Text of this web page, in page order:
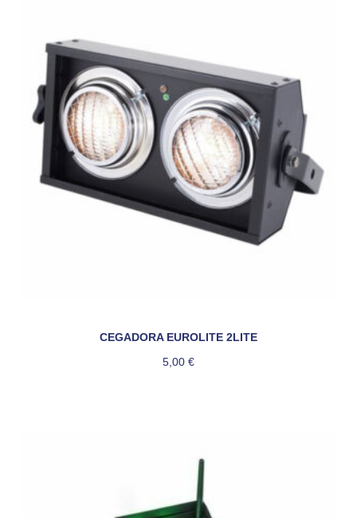
CEGADORA EUROLITE 2LITE
5,00 €